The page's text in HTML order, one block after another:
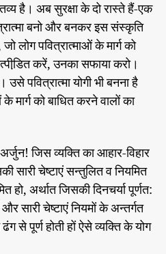
है। अब सुरक्षा के दो रास्ते हैं-एक
बनो और बनकर इस संस्कृति
लोग पवित्रात्माओं के मार्ग को
करें, उनका सफाया करो।
पवित्रात्मा योगी भी बनना है
मार्ग को बाधित करने वालों का
जिस व्यक्ति का आहार-विहार
सारी चेष्टाएं सन्तुलित व नियमित
हो, अर्थात जिसकी दिनचर्या पूर्णत:
सारी चेष्टाएं नियमों के अन्तर्गत
से पूर्ण होती हों ऐसे व्यक्ति के योग